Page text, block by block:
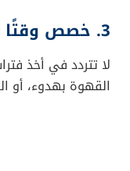
3. خصص وقتًا للراحة اليومية
لا تتردد في أخذ
القهوة بهدوء، أو